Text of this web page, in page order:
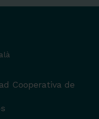
Cooperativa de